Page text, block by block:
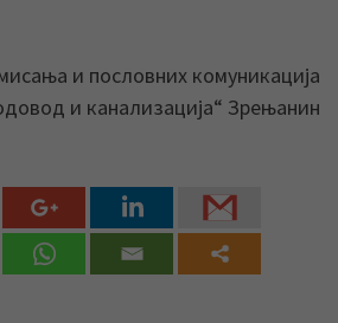
и пословних комуникација
и канализација“ Зрењанин